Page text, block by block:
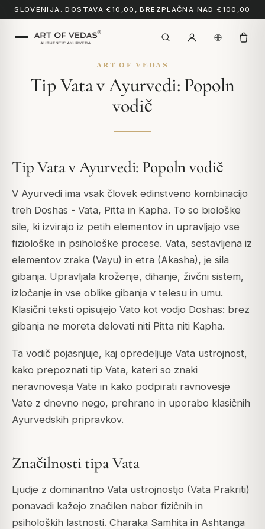
SLOVENIJA: DOSTAVA €10,00, BREZPLAČNA NAD €100,00
ART OF VEDAS
Tip Vata v Ayurvedi: Popoln
vodič
Tip Vata v Ayurvedi: Popoln vodič
V Ayurvedi ima vsak človek edinstveno kombinacijo
treh Doshas - Vata, Pitta in Kapha. To so biološke
sile, ki izvirajo iz petih elementov in upravljajo vse
fiziološke in psihološke procese. Vata, sestavljena iz
elementov zraka (Vayu) in etra (Akasha), je sila
gibanja. Upravljala kroženje, dihanje, živčni sistem,
izločanje in vse oblike gibanja v telesu in umu.
Klasični teksti opisujejo Vato kot vodjo Doshas: brez
gibanja ne moreta delovati niti Pitta niti Kapha.
Ta vodič pojasnjuje, kaj opredeljuje Vata ustrojnost,
kako prepoznati tip Vata, kateri so znaki
neravnovesja Vate in kako podpirati ravnovesje
Vate z dnevno nego, prehrano in uporabo klasičnih
Ayurvedskih pripravkov.
Značilnosti tipa Vata
Ljudje z dominantno Vata ustrojnostjo (Vata Prakriti)
ponavadi kažejo značilen nabor fizičnih in
psiholoških lastnosti. Charaka Samhita in Ashtanga